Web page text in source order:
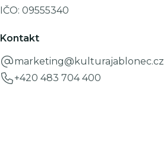
IČO:09555340
Kontakt
marketing@kulturajablonec.cz
+420 483 704 400